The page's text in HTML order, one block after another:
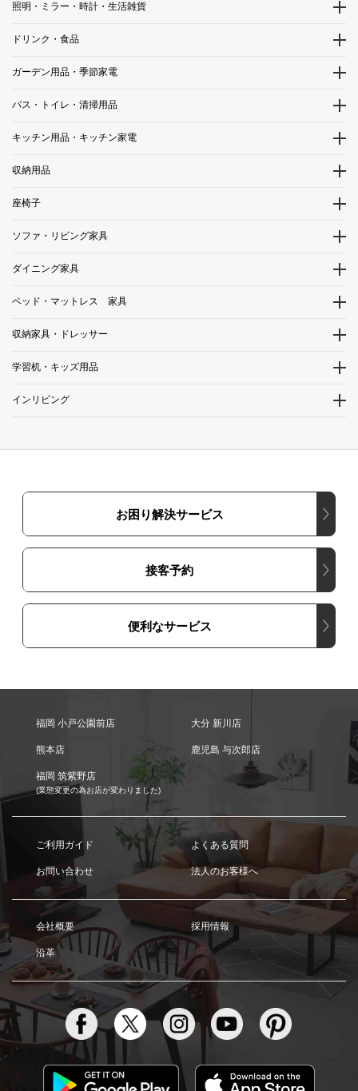
照明・ミラー・時計・生活雑貨
ドリンク・食品
ガーデン用品・季節家電
バス・トイレ・清掃用品
キッチン用品・キッチン家電
収納用品
座椅子
ソファ・リビング家具
ダイニング家具
ベッド・マットレス 家具
収納家具・ドレッサー
学習机・キッズ用品
インリビング
お困り解決サービス
接客予約
便利なサービス
福岡 小戸公園前店 大分 新川店
熊本店 鹿児島 与次郎店
福岡 筑紫野店
(業態変更の為お店が変わりました)
ご利用ガイド よくある質問
お問い合わせ 法人のお客様へ
会社概要 採用情報
沿革